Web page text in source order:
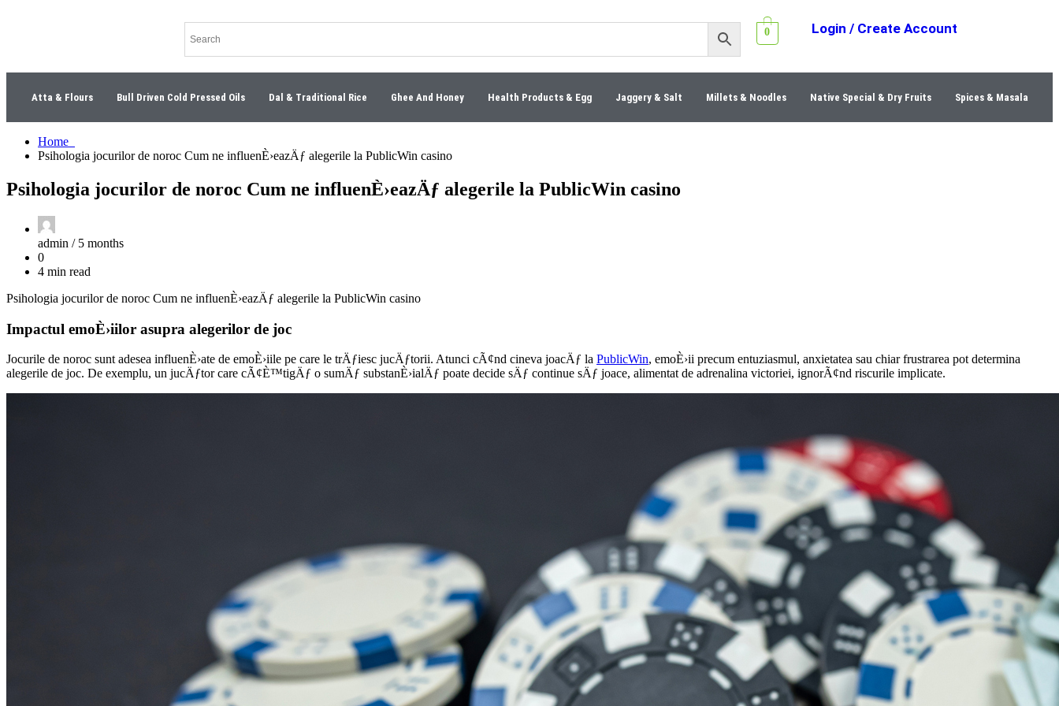
0 Login / Create Account
Atta & Flours Bull Driven Cold Pressed Oils Dal & Traditional Rice Ghee And Honey Health Products & Egg Jaggery & Salt Millets & Noodles Native Special & Dry Fruits Spices & Masala
Home
Psihologia jocurilor de noroc Cum ne influenÈ›eazÄƒ alegerile la PublicWin casino
Psihologia jocurilor de noroc Cum ne influenÈ›eazÄƒ alegerile la PublicWin casino
admin / 5 months
0
4 min read
Psihologia jocurilor de noroc Cum ne influenÈ›eazÄƒ alegerile la PublicWin casino
Impactul emoÈ›iilor asupra alegerilor de joc
Jocurile de noroc sunt adesea influenÈ›ate de emoÈ›iile pe care le trÄƒiesc jucÄƒtorii. Atunci cÃ¢nd cineva joacÄƒ la PublicWin, emoÈ›ii precum entuziasmul, anxietatea sau chiar frustrarea pot determina
alegerile de joc. De exemplu, un jucÄƒtor care cÃ¢È™tigÄƒ o sumÄƒ substanÈ›ialÄƒ poate decide sÄƒ continue sÄƒ joace, alimentat de adrenalina victoriei, ignorÃ¢nd riscurile implicate.